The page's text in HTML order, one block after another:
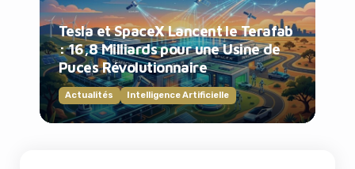
Tesla et SpaceX Lancent le Terafab
: 16,8 Milliards pour une Usine de
Puces Révolutionnaire
Actualités Intelligence Artificielle